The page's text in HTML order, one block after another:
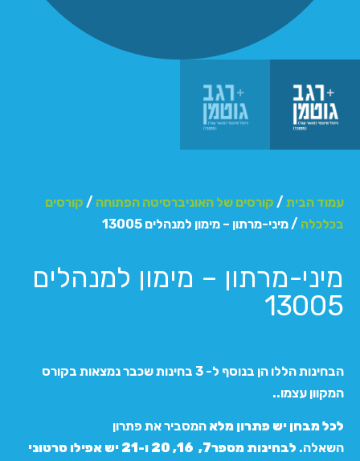
עמוד הבית / קורסים של האוניברסיטה הפתוחה / קורסים
בכלכלה / מיני-מרתון – מימון למנהלים 13005
מיני-מרתון – מימון למנהלים
13005
הבחינות הללו הן בנוסף ל- 3 בחינות שכבר נמצאות בקורס
המקוון עצמו..
לכל מבחן יש פתרון מלא המסביר את פתרון
השאלה.
לבחינות מספר7, 16, 20 ו-21 יש אפילו סרטוני